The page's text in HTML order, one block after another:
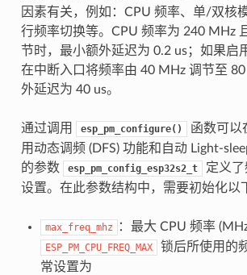
因素有关，例如：CPU 频率、单/双核
行频率切换等。CPU 频率为 240 MHz
节时，最小额外延迟为 0.2 us；如果启
在中断入口将频率由 40 MHz 调节至
外延迟为 40 us。
通过调用 esp_pm_configure()
函数可以
用动态调频 (DFS) 功能和自动 Light-
的参数
esp_pm_config_esp32s2_t
定义
设置。在此参数结构中，需要初始化以
max_freq_mhz ：最大 CPU 频率
ESP_PM_CPU_FREQ_MAX
锁后所使用的
常设置为